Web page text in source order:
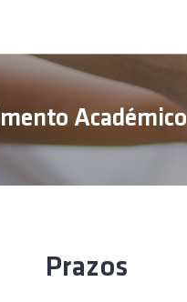
Académico
Prazos